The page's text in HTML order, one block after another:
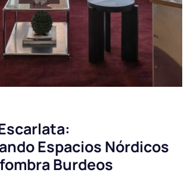
Espacios Nórdicos
Burdeos